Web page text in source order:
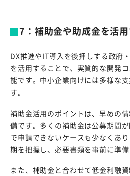
7：補助金や助成金を活
DX推進やIT導入を後押しする政府
を活用することで、実質的な開発
能です。中小企業向けには多様な
す。
補助金活用のポイントは、早めの
備です。多くの補助金は公募期間
で申請できないケースも少なくあ
期を把握し、必要書類を事前に準備
また、補助金と合わせて低金利融